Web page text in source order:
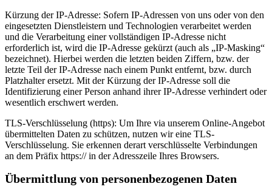
Kürzung der IP-Adresse: Sofern IP-Adressen von uns oder von den
eingesetzten Dienstleistern und Technologien verarbeitet werden
und die Verarbeitung einer vollständigen IP-Adresse nicht
erforderlich ist, wird die IP-Adresse gekürzt (auch als „IP-Masking“
bezeichnet). Hierbei werden die letzten beiden Ziffern, bzw. der
letzte Teil der IP-Adresse nach einem Punkt entfernt, bzw. durch
Platzhalter ersetzt. Mit der Kürzung der IP-Adresse soll die
Identifizierung einer Person anhand ihrer IP-Adresse verhindert oder
wesentlich erschwert werden.
TLS-Verschlüsselung (https): Um Ihre via unserem Online-Angebot
übermittelten Daten zu schützen, nutzen wir eine TLS-
Verschlüsselung. Sie erkennen derart verschlüsselte Verbindungen
an dem Präfix https:// in der Adresszeile Ihres Browsers.
Übermittlung von personenbezogenen Daten